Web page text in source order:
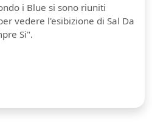
i Blue si sono riuniti
vedere l'esibizione di Sal Da
Si".